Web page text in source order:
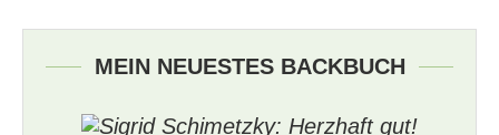
MEIN NEUESTES BACKBUCH